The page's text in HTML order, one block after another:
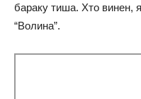
бараку тиша. Хто винен,
“Волина”.